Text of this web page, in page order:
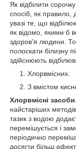
Як відбілити
спосіб, як правило,
увазі те, що
як відомо, якими б
здоров'я людини.
полоскати білизну
здійснюють
Хлорвмісних.
З вмістом
Хлорвмісні засоби.
найстаріших
тазик з водою
перемішується і
періодично
досягти більш